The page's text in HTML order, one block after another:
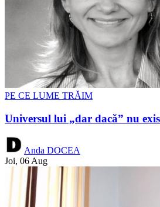
PE CE LUME TRĂIM
Universul lui „dar dacă” nu
Anda DOCEA
Joi, 06 Aug